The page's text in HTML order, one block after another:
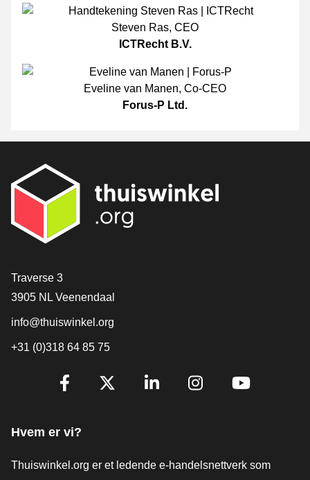
Steven Ras, CEO
ICTRecht B.V.
Eveline van Manen, Co-CEO
Forus-P Ltd.
[_General:Contact]
Traverse 3
3905 NL Veenendaal
info@thuiswinkel.org
+31 (0)318 64 85 75
[_General:SocialMediaTitle]
Hvem er vi?
Thuiswinkel.org er et ledende e-handelsnettverk som